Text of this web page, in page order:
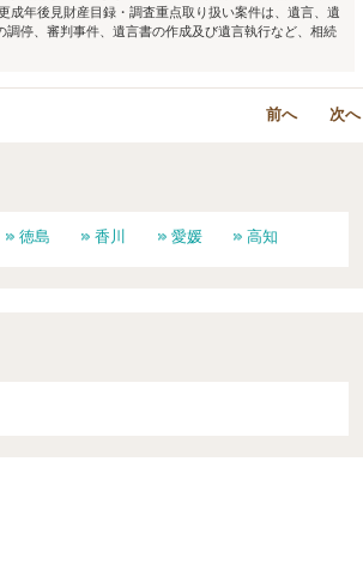
成年後見財産目録・調査重点取り扱い案件は、遺言、遺
停、審判事件、遺言書の作成及び遺言執行など、相続
前へ 次へ
徳島 香川 愛媛 高知